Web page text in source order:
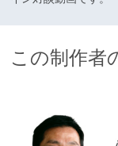
この制作者